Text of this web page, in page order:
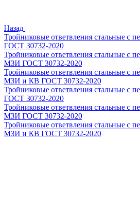
Назад
Тройниковые ответвления стальные с
ГОСТ 30732-2020
Тройниковые ответвления стальные с
МЗИ ГОСТ 30732-2020
Тройниковые ответвления стальные с
МЗИ и КВ ГОСТ 30732-2020
Тройниковые ответвления стальные с
ГОСТ 30732-2020
Тройниковые ответвления стальные с
МЗИ ГОСТ 30732-2020
Тройниковые ответвления стальные с
МЗИ и КВ ГОСТ 30732-2020